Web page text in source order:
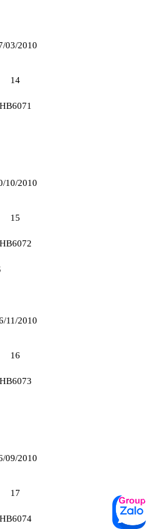
03/2010
14
HB6071
10/2010
15
HB6072
11/2010
16
HB6073
09/2010
17
HB6074